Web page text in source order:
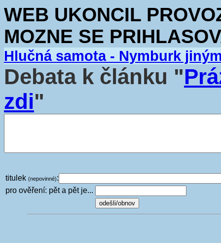
WEB UKONCIL
MOZNE SE
Hlučná samota - Nymburk
Debata k článku "
zdi"
titulek (nepovinné):
pro ověření: pět a pět je...